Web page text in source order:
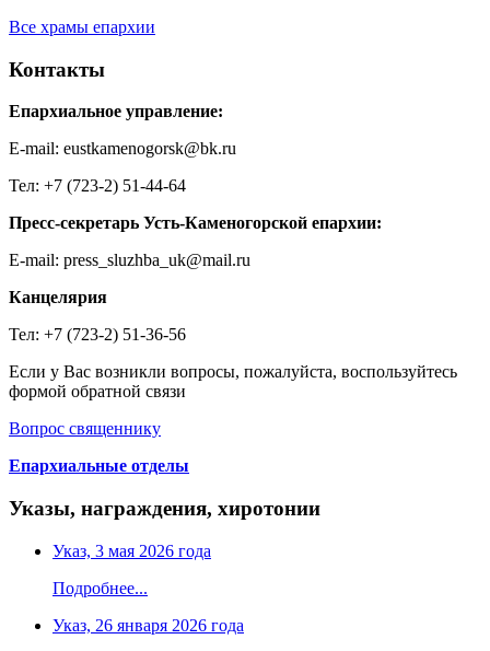
Все храмы епархии
Контакты
Епархиальное управление:
E-mail: eustkamenogorsk@bk.ru
Тел: +7 (723-2) 51-44-64
Пресс-секретарь Усть-Каменогорской епархии:
E-mail: press_sluzhba_uk@mail.ru
Канцелярия
Тел: +7 (723-2) 51-36-56
Если у Вас возникли вопросы, пожалуйста, воспользуйтесь
формой обратной связи
Вопрос священнику
Епархиальные отделы
Указы, награждения, хиротонии
Указ, 3 мая 2026 года
Подробнее...
Указ, 26 января 2026 года